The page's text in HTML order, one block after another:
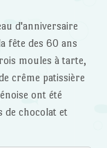
d'anniversaire
fête des 60 ans
moules à tarte,
crême patissière
ont été
de chocolat et